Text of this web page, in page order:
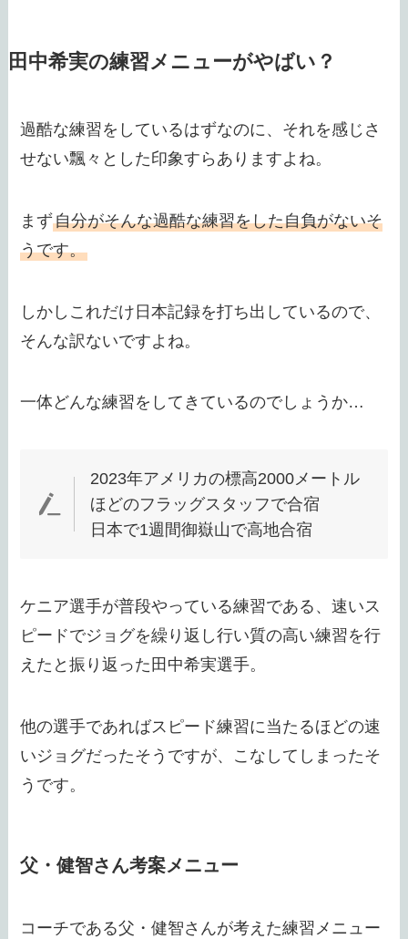
田中希実の練習メニューがやばい？
過酷な練習をしているはずなのに、それを感じさ
せない飄々とした印象すらありますよね。
まず自分がそんな過酷な練習をした自負がないそ
うです。
しかしこれだけ日本記録を打ち出しているので、
そんな訳ないですよね。
一体どんな練習をしてきているのでしょうか…
2023年アメリカの標高2000メートル
ほどのフラッグスタッフで合宿
日本で1週間御嶽山で高地合宿
ケニア選手が普段やっている練習である、速いス
ピードでジョグを繰り返し行い質の高い練習を行
えたと振り返った田中希実選手。
他の選手であればスピード練習に当たるほどの速
いジョグだったそうですが、こなしてしまったそ
うです。
父・健智さん考案メニュー
コーチである父・健智さんが考えた練習メニュー